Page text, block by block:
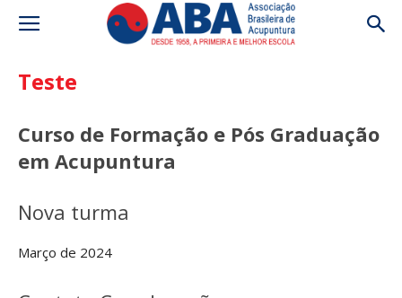
Teste
Curso de Formação e Pós Graduação
em Acupuntura
Nova turma
Março de 2024